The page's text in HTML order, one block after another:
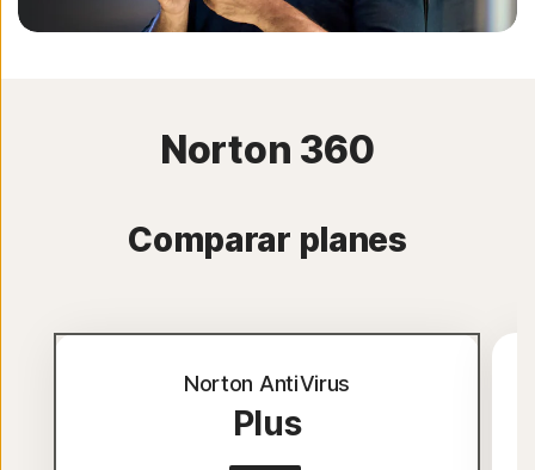
Norton 360
Comparar planes
Norton AntiVirus
Plus